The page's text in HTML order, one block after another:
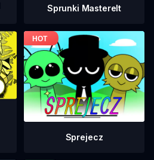
Sprunki Masterelt
Sprejecz